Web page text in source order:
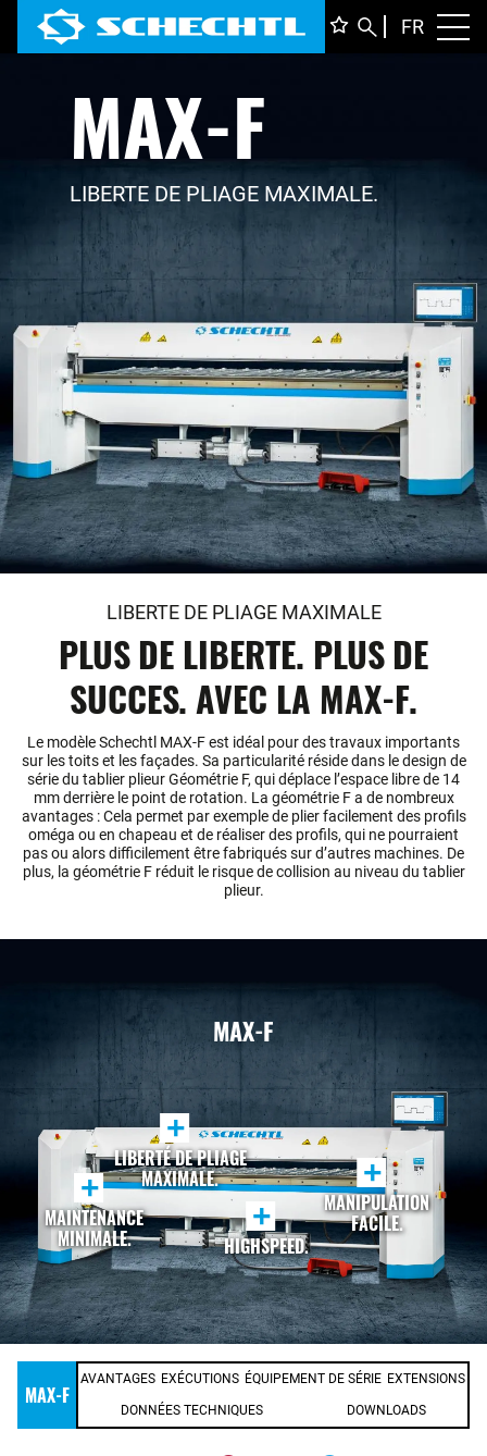
FR
MAX-F
LIBERTE DE PLIAGE MAXIMALE.
LIBERTE DE PLIAGE MAXIMALE
PLUS DE LIBERTE. PLUS DE
SUCCES. AVEC LA MAX-F.
Le modèle Schechtl MAX-F est idéal pour des travaux importants
sur les toits et les façades. Sa particularité réside dans le design de
série du tablier plieur Géométrie F, qui déplace l’espace libre de 14
mm derrière le point de rotation. La géométrie F a de nombreux
avantages : Cela permet par exemple de plier facilement des profils
oméga ou en chapeau et de réaliser des profils, qui ne pourraient
pas ou alors difficilement être fabriqués sur d’autres machines. De
plus, la géométrie F réduit le risque de collision au niveau du tablier
plieur.
MAX-F
+
MAINTENANCE
MINIMALE.
+
MANIPULATION
FACILE.
+
LIBERTÉ DE PLIAGE
MAXIMALE.
+
HIGHSPEED.
MAX-F
AVANTAGES EXÉCUTIONS ÉQUIPEMENT DE SÉRIE EXTENSIONS
DONNÉES TECHNIQUES DOWNLOADS